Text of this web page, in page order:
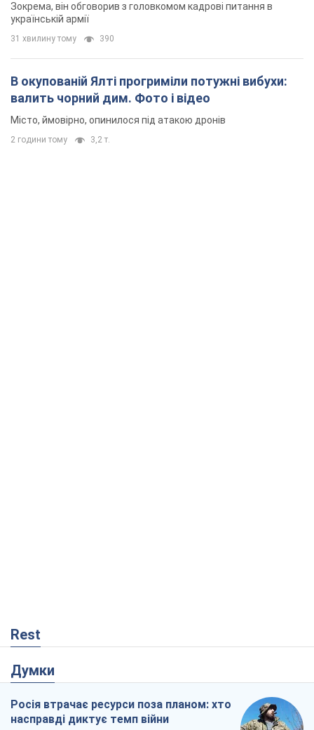
Зокрема, він обговорив з головкомом кадрові питання в
українській армії
31 хвилину тому 390
В окупованій Ялті прогриміли потужні вибухи:
валить чорний дим. Фото і відео
Місто, ймовірно, опинилося під атакою дронів
2 години тому 3,2 т.
Rest
Думки
Росія втрачає ресурси поза планом: хто
насправді диктує темп війни